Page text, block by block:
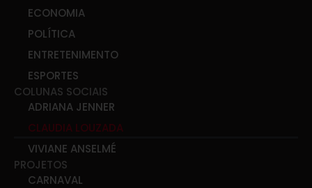
ECONOMIA
POLÍTICA
ENTRETENIMENTO
ESPORTES
COLUNAS SOCIAIS
ADRIANA JENNER
CLAUDIA LOUZADA
VIVIANE ANSELMÉ
PROJETOS
CARNAVAL